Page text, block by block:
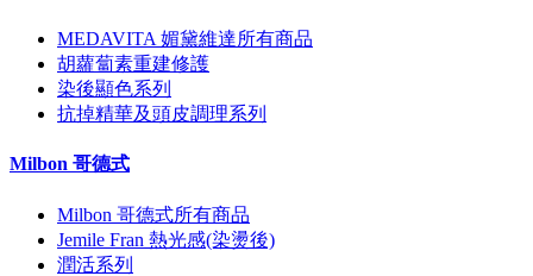
MEDAVITA 媚黛維達所有商品
胡蘿蔔素重建修護
染後顯色系列
抗掉精華及頭皮調理系列
Milbon 哥德式
Milbon 哥德式所有商品
Jemile Fran 熱光感(染燙後)
潤活系列